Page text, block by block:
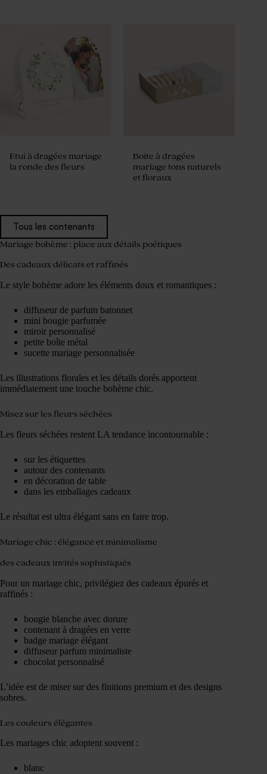
Etui à dragées mariage
la ronde des fleurs
Boite à dragées
mariage tons naturels
et floraux
Tous les contenants
Mariage bohème : place aux détails poétiques
Des cadeaux délicats et raffinés
Le style bohème adore les éléments doux et romantiques :
diffuseur de parfum batonnet
mini bougie parfumée
miroir personnalisé
petite boîte métal
sucette mariage personnalisée
Les illustrations florales et les détails dorés apportent
immédiatement une touche bohème chic.
Misez sur les fleurs séchées
Les fleurs séchées restent LA tendance incontournable :
sur les étiquettes
autour des contenants
en décoration de table
dans les emballages cadeaux
Le résultat est ultra élégant sans en faire trop.
Mariage chic : élégance et minimalisme
des cadeaux invités sophistiqués
Pour un mariage chic, privilégiez des cadeaux épurés et
raffinés :
bougie blanche avec dorure
contenant à dragées en verre
badge mariage élégant
diffuseur parfum minimaliste
chocolat personnalisé
L’idée est de miser sur des finitions premium et des designs
sobres.
Les couleurs élégantes
Les mariages chic adoptent souvent :
blanc